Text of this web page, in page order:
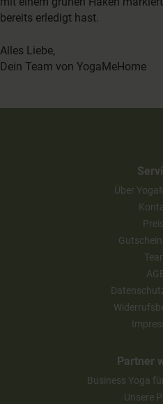
bereits erledigt hast.
Alles Liebe,
Dein Team von YogaMeHome
Über
Partner
Business Yoga
Unsere